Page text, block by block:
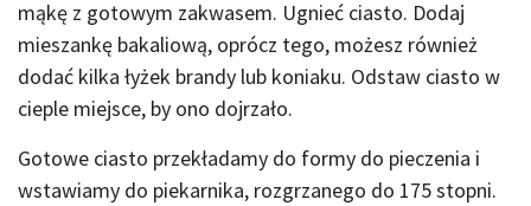
mąkę z gotowym zakwasem. Ugnieć ciasto. Dodaj
mieszankę bakaliową, oprócz tego, możesz również
dodać kilka łyżek brandy lub koniaku. Odstaw ciasto w
cieple miejsce, by ono dojrzało.
Gotowe ciasto przekładamy do formy do pieczenia i
wstawiamy do piekarnika, rozgrzanego do 175 stopni.